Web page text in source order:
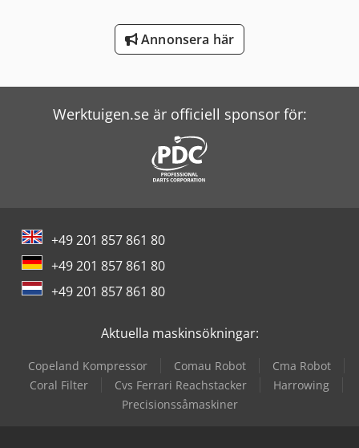
Annonsera här
Werktuigen.se är officiell sponsor för:
+49 201 857 861 80
+49 201 857 861 80
+49 201 857 861 80
Aktuella maskinsökningar:
Copeland Kompressor Comau Robot
Cma Robot
Coral Filter
Cvs Ferrari Reachstacker
Harrowing
Precisionssåmaskiner